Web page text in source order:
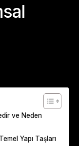
ve Neden
Yapı Taşları